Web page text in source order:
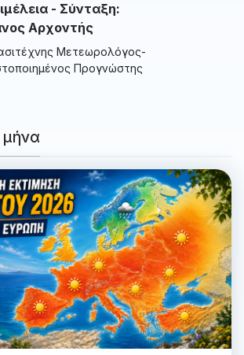
- Σύνταξη:
Αρχοντής
Μετεωρολόγος-
Προγνώστης
μήνα